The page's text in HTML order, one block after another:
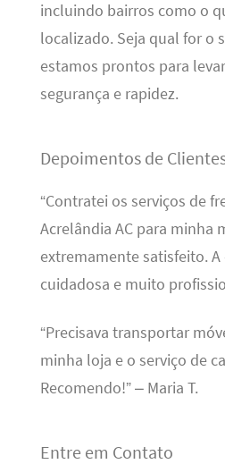
incluindo bairros como o
localizado. Seja qual for o
estamos prontos para
segurança e rapidez.
Depoimentos de
“Contratei os serviços de
Acrelândia AC para minha
extremamente satisfeito.
cuidadosa e muito
“Precisava transportar
minha loja e o serviço de
Recomendo!” – Maria T.
Entre em Contato